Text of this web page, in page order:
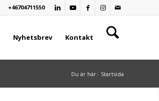
+46704711550
Nyhetsbrev Kontakt
Du är här: Startsida